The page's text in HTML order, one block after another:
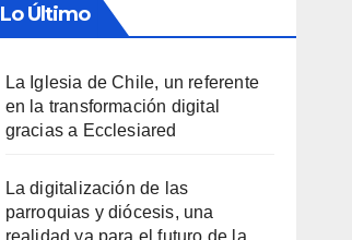
Lo Último
La Iglesia de Chile, un referente
en la transformación digital
gracias a Ecclesiared
La digitalización de las
parroquias y diócesis, una
realidad ya para el futuro de la